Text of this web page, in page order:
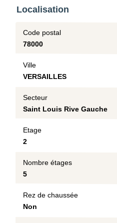
Localisation
Code postal
78000
Ville
VERSAILLES
Secteur
Saint Louis Rive Gauche
Etage
2
Nombre étages
5
Rez de chaussée
Non